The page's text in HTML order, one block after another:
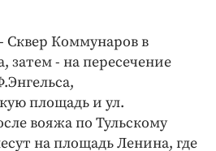
Коммунаров в
затем - на пересечение
площадь и ул.
вояжа по Тульскому
на площадь Ленина, где